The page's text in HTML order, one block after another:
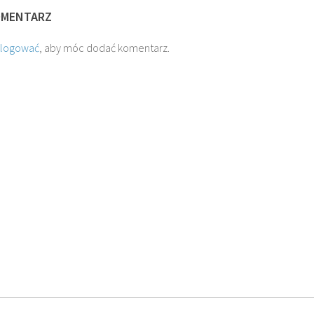
, aby móc dodać komentarz.